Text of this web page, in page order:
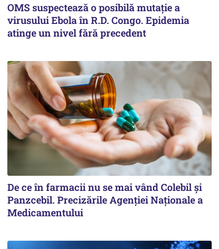
OMS suspectează o posibilă mutație a
virusului Ebola în R.D. Congo. Epidemia
atinge un nivel fără precedent
De ce în farmacii nu se mai vând Colebil și
Panzcebil. Precizările Agenției Naționale a
Medicamentului